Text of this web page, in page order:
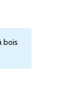
bois